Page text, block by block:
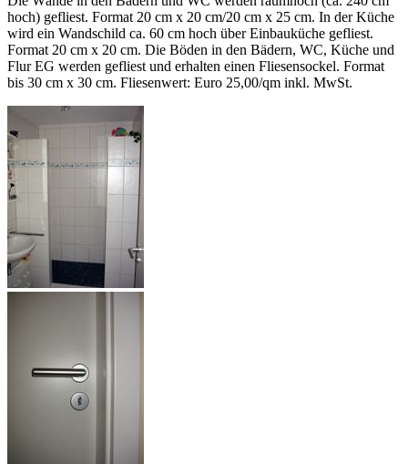
hoch) gefliest. Format 20 cm x 20 cm/20 cm x 25 cm. In der Küche
wird ein Wandschild ca. 60 cm hoch über Einbauküche gefliest.
Format 20 cm x 20 cm. Die Böden in den Bädern, WC, Küche und
Flur EG werden gefliest und erhalten einen Fliesensockel. Format
bis 30 cm x 30 cm. Fliesenwert: Euro 25,00/qm inkl. MwSt.